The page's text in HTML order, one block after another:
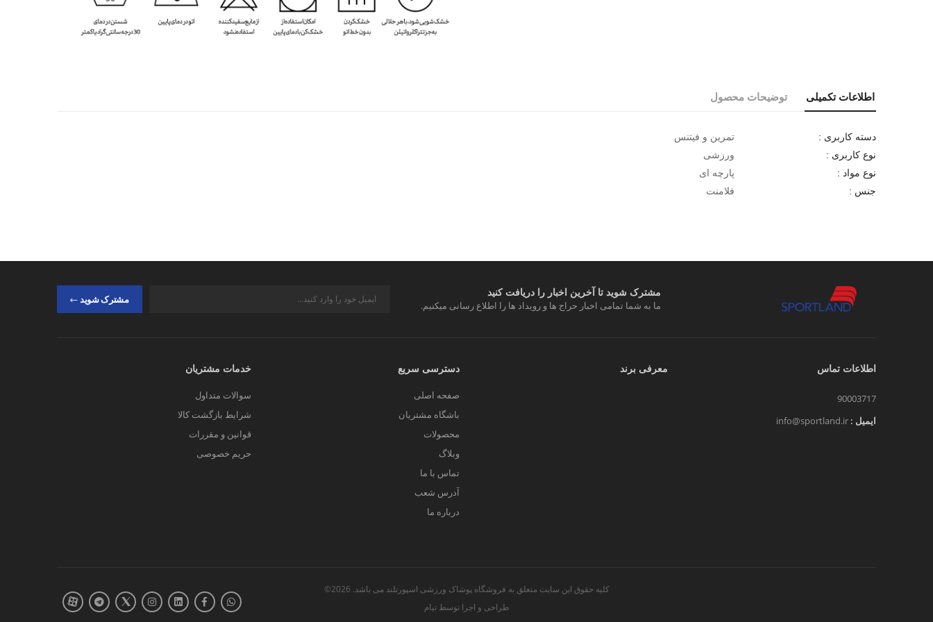
اطلاعات تکمیلی توضیحات محصول
دسته کاربری : تمرین و فیتنس
نوع کاربری : ورزشی
نوع مواد : پارچه ای
جنس : فلامنت
مشترک شوید تا آخرین اخبار را دریافت کنید
ما به شما تمامی اخبار حراج ها و رویداد ها را اطلاع رسانی میکنیم.
مشترک شوید
اطلاعات تماس
90003717
ایمیل : info@sportland.ir
معرفی برند دسترسی سریع
صفحه اصلی
باشگاه مشتریان
محصولات
وبلاگ
تماس با ما
آدرس شعب
درباره ما
خدمات مشتریان
سوالات متداول
شرایط بازگشت کالا
قوانین و مقررات
حریم خصوصی
کلیه حقوق این سایت متعلق به فروشگاه پوشاک ورزشی اسپورتلند می باشد. 2026©
طراحی و اجرا توسطتیام